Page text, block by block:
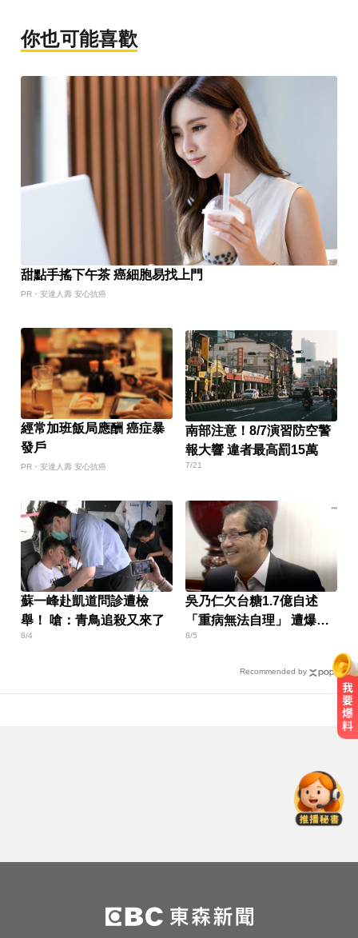
你也可能喜歡
甜點手搖下午茶 癌細胞易找上門
PR・安達人壽 安心抗癌
經常加班飯局應酬 癌症暴
發戶
PR・安達人壽 安心抗癌
南部注意！8/7演習防空警
報大響 違者最高罰15萬
7/21
蘇一峰赴凱道問診遭檢
舉！ 嗆：青鳥追殺又來了
8/4
吳乃仁欠台糖1.7億自述
「重病無法自理」 遭爆
「上健身房」
8/5
Recommended by
害下架 估損失2.43億
MLB／重返大聯盟僅3天！費爾柴德
本季二度遭水手DFA